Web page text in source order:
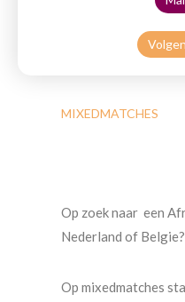
MIXEDMATCHES
Op zoek naar een
Nederland of Belgie?
Op mixedmatches